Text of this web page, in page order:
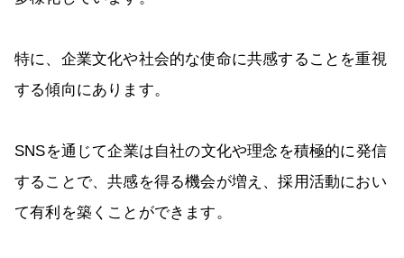
特に、企業文化や社会的な使命に共感することを重視
する傾向にあります。
SNSを通じて企業は自社の文化や理念を積極的に発信
することで、共感を得る機会が増え、採用活動におい
て有利を築くことができます。